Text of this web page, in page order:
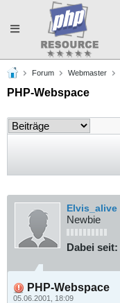
Toggle
navigation
Forum Webmaster
PHP-Webspace
Elvis_alive
Newbie
Dabei seit:
PHP-Webspace
05.06.2001, 18:09